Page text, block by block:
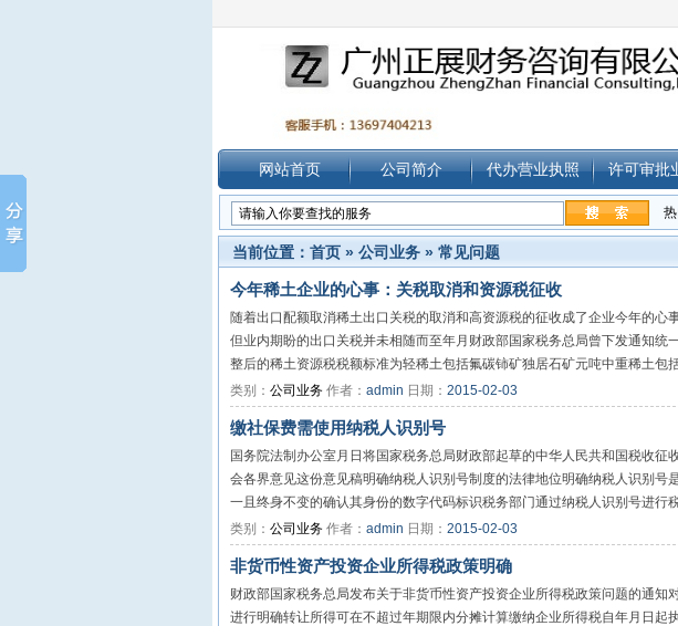
网站首页 公司简介 代办营业执照 许可审批
当前位置： 首页 » 公司业务 » 常见问题
今年稀土企业的心事：关税取消和资源税征收
随着出口配额取消稀土出口关税的取消和高资源税的征收成了企业今年的心
但业内期盼的出口关税并未相随而至年月财政部国家税务总局曾下发通知统
整后的稀土资源税税额标准为轻稀土包括氟碳铈矿独居石矿元吨中重稀土包
类别： 公司业务 作者： admin 日期： 2015-02-03
缴社保费需使用纳税人识别号
国务院法制办公室月日将国家税务总局财政部起草的中华人民共和国税收
会各界意见这份意见稿明确纳税人识别号制度的法律地位明确纳税人识别号
一且终身不变的确认其身份的数字代码标识税务部门通过纳税人识别号进行
类别： 公司业务 作者： admin 日期： 2015-02-03
非货币性资产投资企业所得税政策明确
财政部国家税务总局发布关于非货币性资产投资企业所得税政策问题的通
进行明确转让所得可在不超过年期限内分摊计算缴纳企业所得税自年月日起